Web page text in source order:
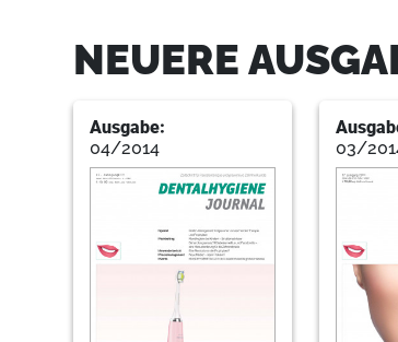
NEUERE
Ausgabe:
04/2014
03/